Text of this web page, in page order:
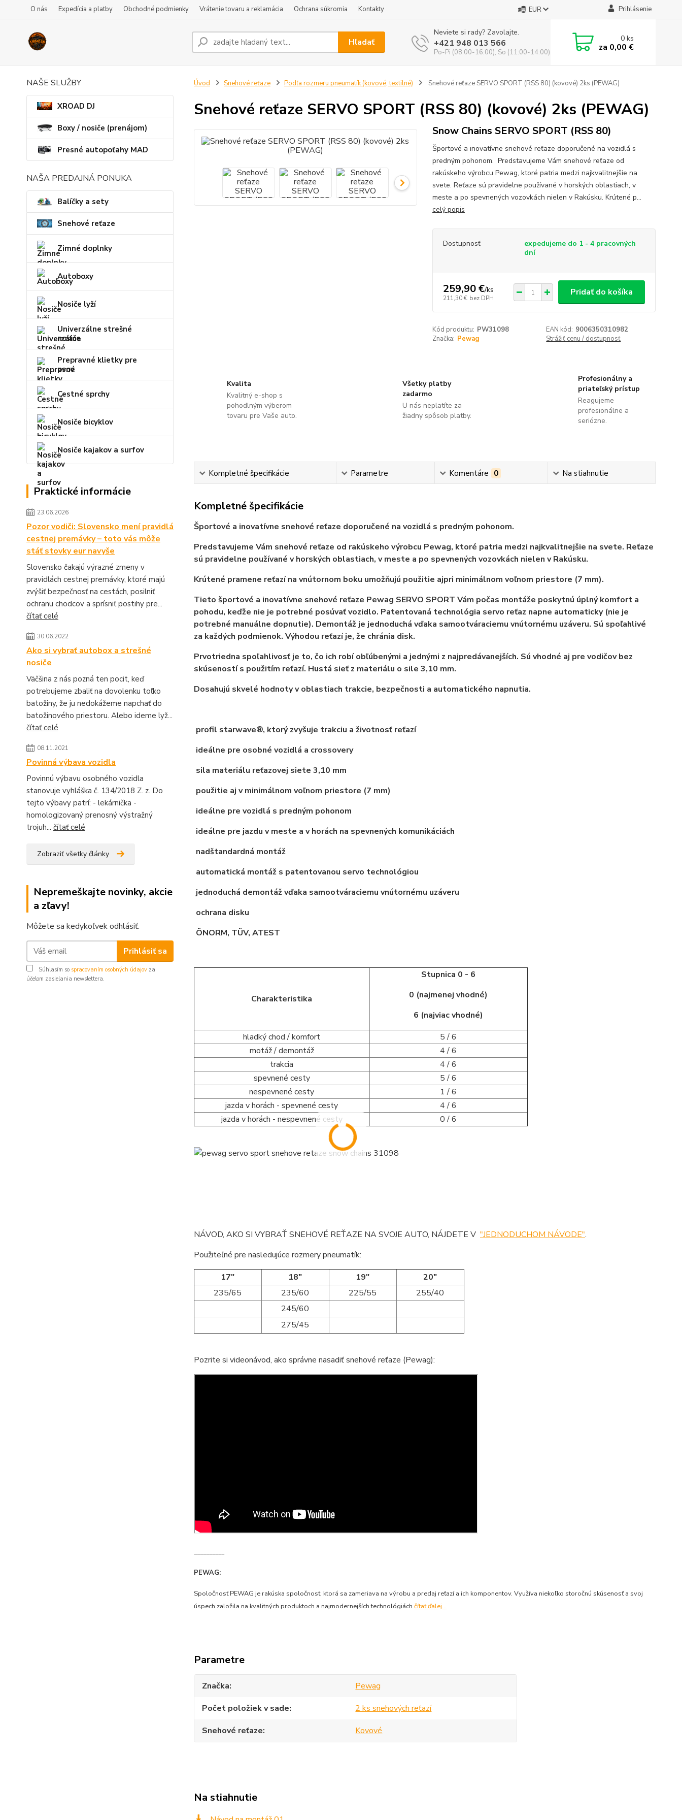
O nás Expedícia a platby Obchodné podmienky Vrátenie tovaru a reklamácia Ochrana súkromia Kontakty EUR Prihlásenie
Hľadať
Neviete si rady? Zavolajte.
+421 948 013 566
Po-Pi (08:00-16:00), So (11:00-14:00)
0ks
za 0,00 €
NAŠE SLUŽBY
XROAD DJ
Boxy / nosiče (prenájom)
Presné autopoťahy MAD
NAŠA PREDAJNÁ PONUKA
Balíčky a sety
Snehové reťaze
Zimné doplnky
Autoboxy
Nosiče lyží
Univerzálne strešné
nosiče
Prepravné klietky pre
psov
Cestné sprchy
Nosiče bicyklov
Nosiče kajakov a surfov
Praktické informácie
23.06.2026
Pozor vodiči: Slovensko mení pravidlá
cestnej premávky – toto vás môže
stáť stovky eur navyše
Slovensko čakajú výrazné zmeny v
pravidlách cestnej premávky, ktoré majú
zvýšiť bezpečnosť na cestách, posilniť
ochranu chodcov a sprísniť postihy pre...
čítať celé
30.06.2022
Ako si vybrať autobox a strešné
nosiče
Väčšina z nás pozná ten pocit, keď
potrebujeme zbaliť na dovolenku toľko
batožiny, že ju nedokážeme napchať do
batožinového priestoru. Alebo ideme lyž...
čítať celé
08.11.2021
Povinná výbava vozidla
Povinnú výbavu osobného vozidla
stanovuje vyhláška č. 134/2018 Z. z. Do
tejto výbavy patrí: - lekárnička -
homologizovaný prenosný výstražný
trojuh... čítať celé
Zobraziť všetky články
Nepremeškajte novinky, akcie
a zľavy!
Môžete sa kedykoľvek odhlásiť.
Prihlásiť sa
Súhlasím so spracovaním osobných údajov za
účelom zasielania newslettera.
Úvod Snehové reťaze Podľa rozmeru pneumatík (kovové, textilné) Snehové reťaze SERVO SPORT (RSS 80) (kovové) 2ks (PEWAG)
Snehové reťaze SERVO SPORT (RSS 80) (kovové) 2ks (PEWAG)
Snow Chains SERVO SPORT (RSS 80)
Športové a inovatívne snehové reťaze doporučené na vozidlá s
predným pohonom. Predstavujeme Vám snehové reťaze od
rakúskeho výrobcu Pewag, ktoré patria medzi najkvalitnejšie na
svete. Reťaze sú pravidelne používané v horských oblastiach, v
meste a po spevnených vozovkách nielen v Rakúsku. Krútené p...
celý popis
Dostupnosť
expedujeme do 1 - 4 pracovných
dní
259,90 €/ks
211,30 € bez DPH
Pridať do košíka
Kód produktu: PW31098 EAN kód: 9006350310982
Značka: Pewag Strážiť cenu / dostupnosť
Kvalita
Kvalitný e-shop s
pohodlným výberom
tovaru pre Vaše auto.
Všetky platby
zadarmo
U nás neplatíte za
žiadny spôsob platby.
Profesionálny a
priateľský prístup
Reagujeme
profesionálne a
seriózne.
Kompletné špecifikácie Parametre Komentáre 0 Na stiahnutie
Kompletné špecifikácie
Športové a inovatívne snehové reťaze doporučené na vozidlá s predným pohonom.
Predstavujeme Vám snehové reťaze od rakúskeho výrobcu Pewag, ktoré patria medzi najkvalitnejšie na svete. Reťaze
sú pravidelne používané v horských oblastiach, v meste a po spevnených vozovkách nielen v Rakúsku.
Krútené pramene reťazí na vnútornom boku umožňujú použitie ajpri minimálnom voľnom priestore (7 mm).
Tieto športové a inovatívne snehové reťaze Pewag SERVO SPORT Vám počas montáže poskytnú úplný komfort a
pohodu, keďže nie je potrebné posúvať vozidlo. Patentovaná technológia servo reťaz napne automaticky (nie je
potrebné manuálne dopnutie). Demontáž je jednoduchá vďaka samootváraciemu vnútornému uzáveru. Sú spoľahlivé
za každých podmienok. Výhodou reťazí je, že chránia disk.
Prvotriedna spoľahlivosť je to, čo ich robí obľúbenými a jednými z najpredávanejších. Sú vhodné aj pre vodičov bez
skúseností s použitím reťazí. Hustá sieť z materiálu o sile 3,10 mm.
Dosahujú skvelé hodnoty v oblastiach trakcie, bezpečnosti a automatického napnutia.
profil starwave®, ktorý zvyšuje trakciu a životnosť reťazí
ideálne pre osobné vozidlá a crossovery
sila materiálu reťazovej siete 3,10 mm
použitie aj v minimálnom voľnom priestore (7 mm)
ideálne pre vozidlá s predným pohonom
ideálne pre jazdu v meste a v horách na spevnených komunikáciách
nadštandardná montáž
automatická montáž s patentovanou servo technológiou
jednoduchá demontáž vďaka samootváraciemu vnútornému uzáveru
ochrana disku
ÖNORM, TÜV, ATEST
Charakteristika
Stupnica 0 - 6
0 (najmenej vhodné)
6 (najviac vhodné)
hladký chod / komfort
5 / 6
motáž / demontáž
4 / 6
trakcia
4 / 6
spevnené cesty
5 / 6
nespevnené cesty
1 / 6
jazda v horách - spevnené cesty
4 / 6
jazda v horách - nespevnené cesty
0 / 6
NÁVOD, AKO SI VYBRAŤ SNEHOVÉ REŤAZE NA SVOJE AUTO, NÁJDETE V "JEDNODUCHOM NÁVODE".
Použiteľné pre nasledujúce rozmery pneumatík:
17"
18" 19"
20"
235/65
235/60 225/55
255/40
245/60
275/45
Pozrite si videonávod, ako správne nasadiť snehové reťaze (Pewag):
__________
PEWAG:
Spoločnosť PEWAG je rakúska spoločnosť, ktorá sa zameriava na výrobu a predaj reťazí a ich komponentov. Využíva niekoľko storočnú skúsenosť a svoj
úspech založila na kvalitných produktoch a najmodernejších technológiách čítať ďalej...
Parametre
Značka
Pewag
Počet položiek v sade
2 ks snehových reťazí
Snehové reťaze
Kovové
Na stiahnutie